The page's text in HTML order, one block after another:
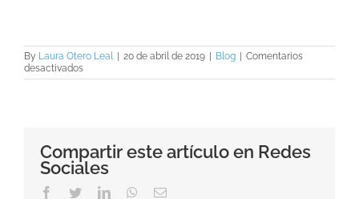
By Laura Otero Leal 20 de abril de 2019 Blog
Comentarios
desactivadosen
Las
Compartir este artículo en Redes
Sociales
Facebook
TwitterLinkedInWhatsApp
Email